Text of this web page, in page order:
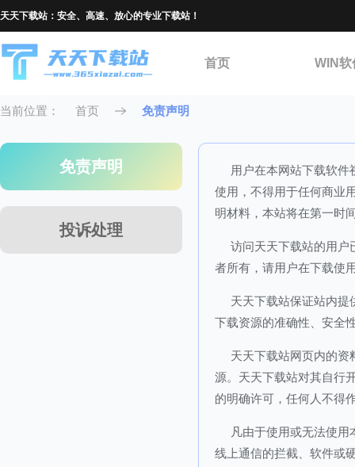
天天下载站：安全、高速、放心的专业下载站！
首页 WIN软
当前位置： 首页 免责声明
免责声明
投诉处理
用户在本网站下载软
使用，不得用于任何商业
明材料，本站将在第一时
访问天天下载站的用户
者所有，请用户在下载使
天天下载站保证站内提
下载资源的准确性、安全
天天下载站网页内的资
源。天天下载站对其自行
的明确许可，任何人不得
凡由于使用或无法使
线上通信的拦截、软件或